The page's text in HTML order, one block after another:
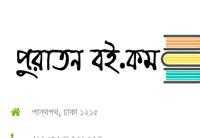
পান্থপথ, ঢাকা ১২১৫